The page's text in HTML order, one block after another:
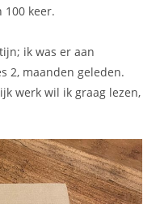
100 keer.
ik was er aan
2, maanden geleden.
werk wil ik graag lezen,